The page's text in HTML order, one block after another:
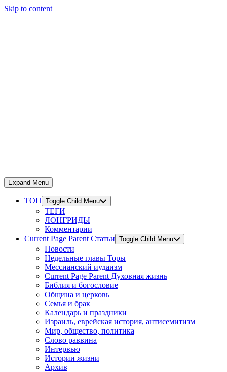
Skip to content
Expand Menu
ТОП Toggle Child Menu
ТЕГИ
ЛОНГРИДЫ
Комментарии
Current Page Parent Статьи Toggle Child Menu
Новости
Недельные главы Торы
Мессианский иудаизм
Current Page Parent Духовная жизнь
Библия и богословие
Община и церковь
Семья и брак
Календарь и праздники
Израиль, еврейская история, антисемитизм
Мир, общество, политика
Слово раввина
Интервью
Истории жизни
Архив